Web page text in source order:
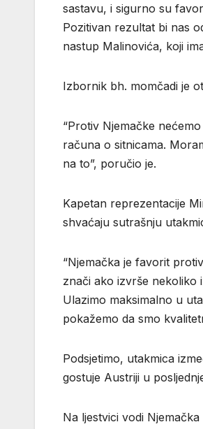
sastavu, i sigurno su
Pozitivan rezultat bi nas
nastup Malinovića, koji
Izbornik bh. momčadi je
“Protiv Njemačke
računa o sitnicama.
na to”, poručio je.
Kapetan reprezentacije
shvaćaju sutrašnju
“Njemačka je favorit
znači ako izvrše nekoliko
Ulazimo maksimalno u
pokažemo da smo
Podsjetimo, utakmica
gostuje Austriji u
Na ljestvici vodi